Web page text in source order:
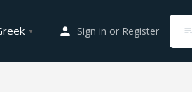
▼ Sign in or Register